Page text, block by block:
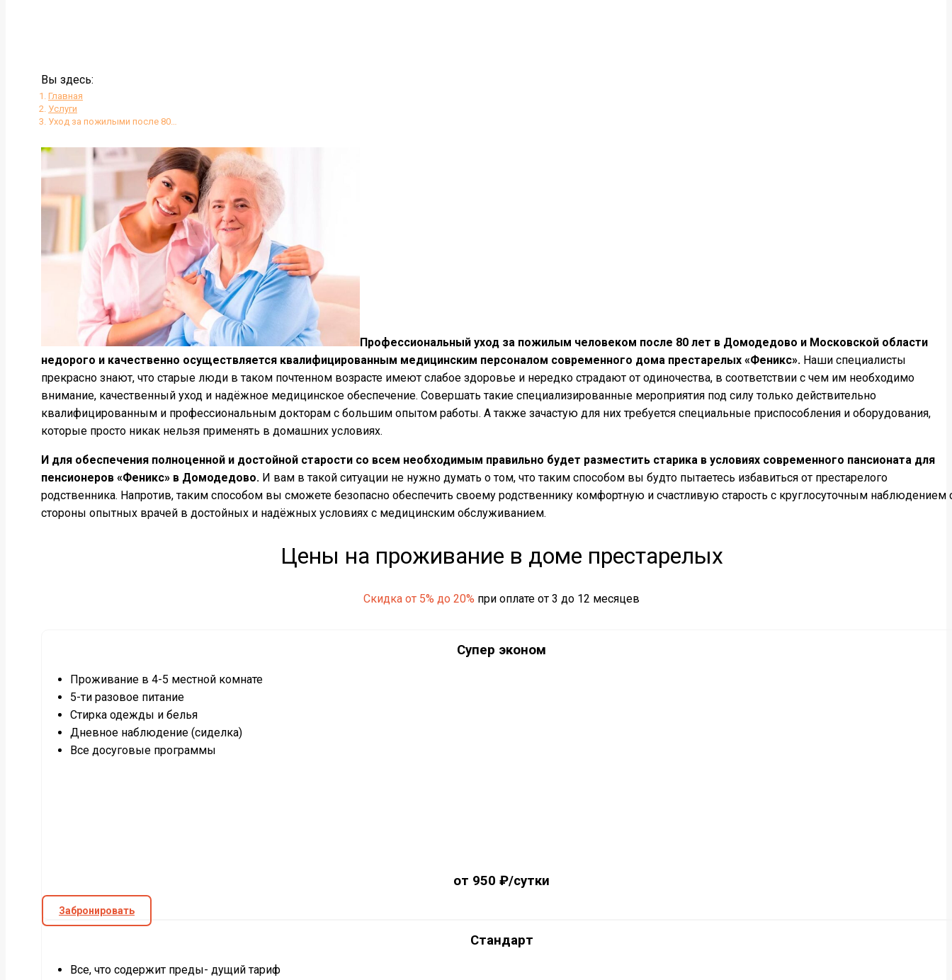
Вы здесь:
Главная
Услуги
Уход за пожилыми после 80…
Профессиональный уход за пожилым человеком после 80 лет в Домодедово и Московской области
недорого и качественно осуществляется квалифицированным медицинским персоналом современного дома престарелых «Феникс». Наши специалисты
прекрасно знают, что старые люди в таком почтенном возрасте имеют слабое здоровье и нередко страдают от одиночества, в соответствии с чем им необходимо
внимание, качественный уход и надёжное медицинское обеспечение. Совершать такие специализированные мероприятия под силу только действительно
квалифицированным и профессиональным докторам с большим опытом работы. А также зачастую для них требуется специальные приспособления и оборудования,
которые просто никак нельзя применять в домашних условиях.
И для обеспечения полноценной и достойной старости со всем необходимым правильно будет разместить старика в условиях современного пансионата для
пенсионеров «Феникс» в Домодедово. И вам в такой ситуации не нужно думать о том, что таким способом вы будто пытаетесь избавиться от престарелого
родственника. Напротив, таким способом вы сможете безопасно обеспечить своему родственнику комфортную и счастливую старость с круглосуточным наблюдением
стороны опытных врачей в достойных и надёжных условиях с медицинским обслуживанием.
Цены на проживание в доме престарелых
Скидка от 5% до 20% при оплате от 3 до 12 месяцев
Супер эконом
Проживание в 4-5 местной комнате
5-ти разовое питание
Стирка одежды и белья
Дневное наблюдение (сиделка)
Все досуговые программы
от 950 ₽/сутки
Забронировать
Стандарт
Все, что содержит преды- дущий тариф